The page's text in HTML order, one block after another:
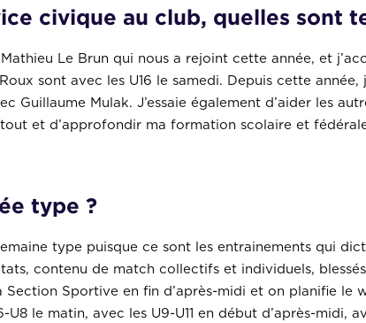
civique au club, quelles sont
Le Brun qui nous a rejoint cette année, et
sont avec les U16 le samedi. Depuis cette
Guillaume Mulak. J’essaie également d’aider les
et d’approfondir ma formation scolaire et
type ?
type puisque ce sont les entrainements qui
contenu de match collectifs et individuels,
Section Sportive en fin d’après-midi et on planifie
le matin, avec les U9-U11 en début d’après-midi,